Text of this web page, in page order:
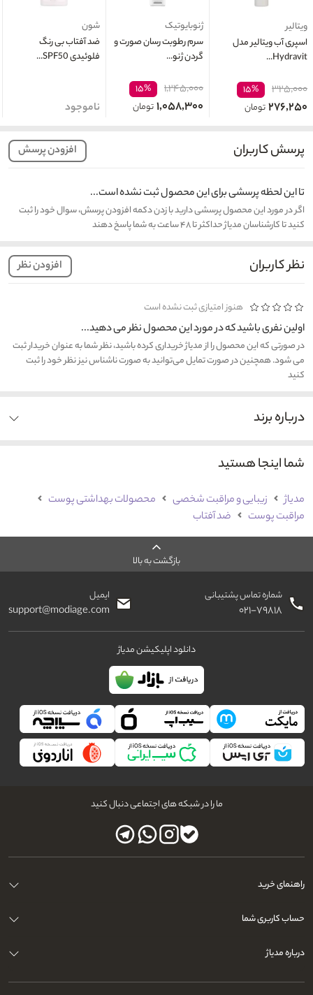
ویتالیر
اسپری آب ویتالیر مدل
Hydravit...
۳۲۵,۰۰۰ ۱۵%
۲۷۶,۲۵۰تومان
ژنوبایوتیک
سرم رطوبت رسان صورت و
گردن ژنو...
۱,۲۴۵,۰۰۰ ۱۵%
۱,۰۵۸,۳۰۰تومان
شون
ضد آفتاب بی رنگ
فلوئیدی SPF50...
ناموجود
پرسش کاربران افزودن پرسش
تا این لحظه پرسشی برای این محصول ثبت نشده است...
اگر در مورد این محصول پرسشی دارید با زدن دکمه افزودن پرسش، سوال خود را ثبت
کنید تا کارشناسان مدیاژ حداکثر تا ۴۸ ساعت به شما پاسخ دهند
نظر کاربران افزودن نظر
هنوز امتیازی ثبت نشده است
اولین نفری باشید که در مورد این محصول نظر می دهید...
در صورتی که این محصول را از مدیاژ خریداری کرده باشید، نظر شما به عنوان خریدار ثبت
می شود. همچنین در صورت تمایل می‌توانید به صورت ناشناس نیز نظر خود را ثبت
کنید
درباره برند
شما اینجا هستید
مدیاژ زیبایی و مراقبت شخصی
محصولات بهداشتی پوست
مراقبت پوست
ضد آفتاب
بازگشت به بالا
شماره تماس پشتیبانی
۰۲۱-۷۹۸۱۸
ایمیل
support@modiage.com
دانلود اپلیکیشن مدیاژ
ما را در شبکه های اجتماعی دنبال کنید
راهنمای خرید
حساب کاربری شما
درباره مدیاژ